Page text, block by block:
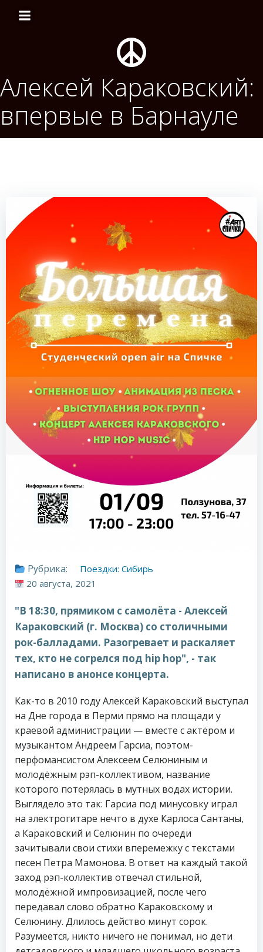
содержимому
Алексей Караковский:
впервые в Барнауле
Рубрика:
Поездки: Сибирь
20 августа, 2021
"В 18:30, прямиком с самолёта - Алексей
Караковский (г. Москва) со столичными
рок-балладами. Разогревает и раскаляет
тех, кто не согрелся под hip hop", - так
написано в анонсе концерта.
Как-то в 2010 году Алексей Караковский выступал
на Дне города в Перми прямо на площади у
краевой администрации — вместе с актёром и
музыкантом Андреем Гарсиа, поэтом-
перфомансистом Алексеем Селюниным и
молодёжным рэп-коллективом, название
которого потерялась в мутных водах истории.
Выглядело это так: Гарсиа под минусовку играл
на электрогитаре нечто в духе Карлоса Сантаны,
а Караковский и Селюнин по очереди
зачитывали свои стихи вперемежку с текстами
песен Петра Мамонова. В ответ на каждый такой
заход рэп-коллектив отвечал стильной,
молодёжной импровизацией, после чего
передавал слово обратно Караковскому и
Селюнину. Длилось действо минут сорок.
Разумеется, никто ничего не понимал, но дети